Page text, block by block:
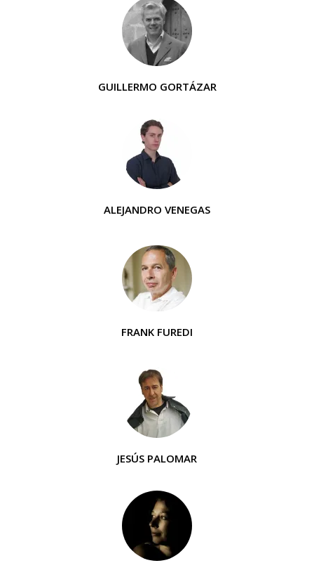
GUILLERMO GORTÁZAR
ALEJANDRO VENEGAS
FRANK FUREDI
JESÚS PALOMAR